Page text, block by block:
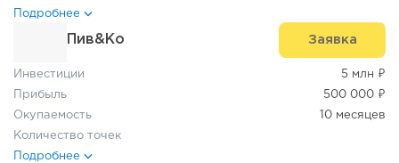
Подробнее
Пив&Ко Заявка
Инвестиции 5 млн ₽
Прибыль 500 000 ₽
Окупаемость 10 месяцев
Количество точек
Подробнее